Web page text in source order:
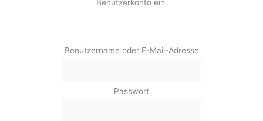
Benutzerkonto ein.
Benutzername oder E-Mail-Adresse
Passwort